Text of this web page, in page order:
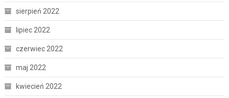
sierpień 2022
lipiec 2022
czerwiec 2022
maj 2022
kwiecień 2022